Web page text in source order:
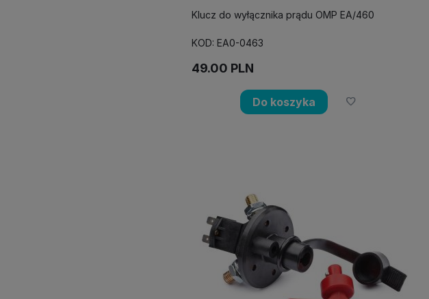
Klucz do wyłącznika prądu OMP EA/460
KOD: EA0-0463
49.00 PLN
Do koszyka